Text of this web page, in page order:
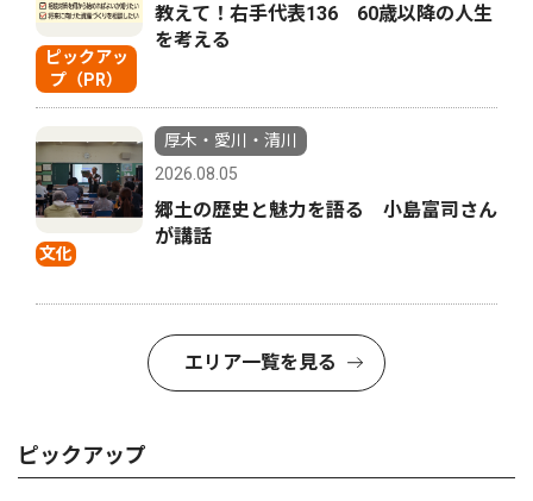
ピックアッ
プ（PR）
教えて！右手代表136 60歳以降の人生
を考える
文化
厚木・愛川・清川
2026.08.05
郷土の歴史と魅力を語る 小島富司さん
が講話
エリア一覧を見る
ピックアップ